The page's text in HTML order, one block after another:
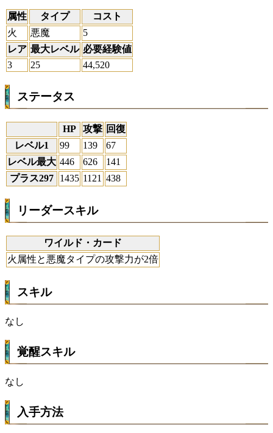
属性 タイプ
コスト
火
悪魔
5
レア 最大レベル 必要経験値
3
25 44,520
ステータス
HP 攻撃 回復
レベル1
99 139
67
レベル最大 446 626
141
プラス297
1435 1121 438
リーダースキル
ワイルド・カード
火属性と悪魔タイプの攻撃力が2倍
スキル
なし
覚醒スキル
なし
入手方法